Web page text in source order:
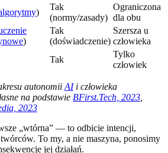
)
Tak
(normy/zasady)
Ograniczona
dla obu
)
Tak
(doświadczenie)
Szersza u
człowieka
Tak
Tylko
człowiek
autonomii AIi człowieka
na podstawie BFirst.Tech, 2023
2023
„wtórna” — to odbicie intencji,
To my, a nie maszyna, ponosimy
jej działań.